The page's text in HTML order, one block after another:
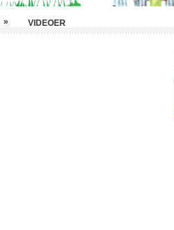
» VIDEOER